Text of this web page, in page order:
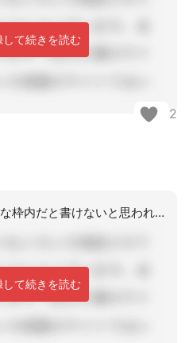
て続きを読む
2
ケアプラン同意欄の小さな枠内だと書けないと思われている方もいます。 枠外の大きな
て続きを読む